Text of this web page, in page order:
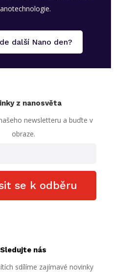
další Nano den?
z nanosvěta
newsletteru a buďte v
obraze.
se k odběru
Sledujte nás
sdílíme zajímavé novinky